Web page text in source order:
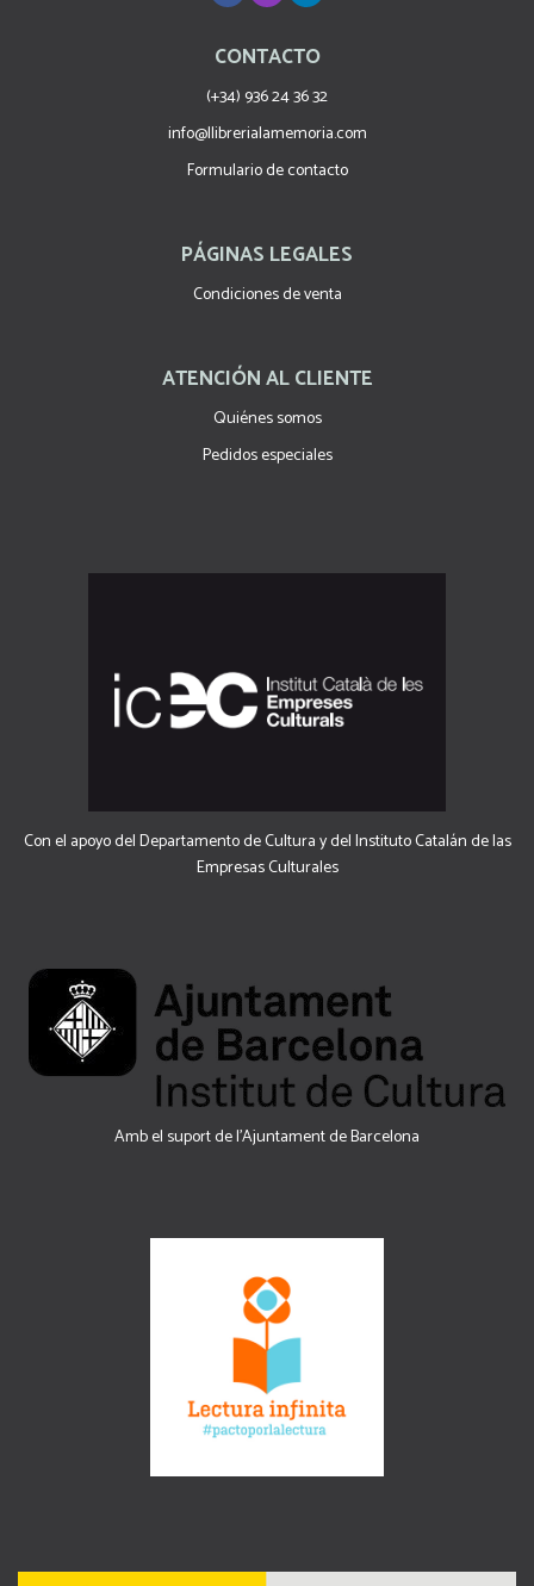
CONTACTO
(+34) 936 24 36 32
info@llibrerialamemoria.com
Formulario de contacto
PÁGINAS LEGALES
Condiciones de venta
ATENCIÓN AL CLIENTE
Quiénes somos
Pedidos especiales
Con el apoyo del Departamento de Cultura y del Instituto Catalán de las
Empresas Culturales
Amb el suport de l’Ajuntament de Barcelona